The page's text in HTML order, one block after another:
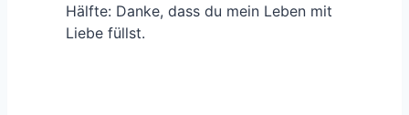
Hälfte: Danke, dass du mein Leben mit
Liebe füllst.